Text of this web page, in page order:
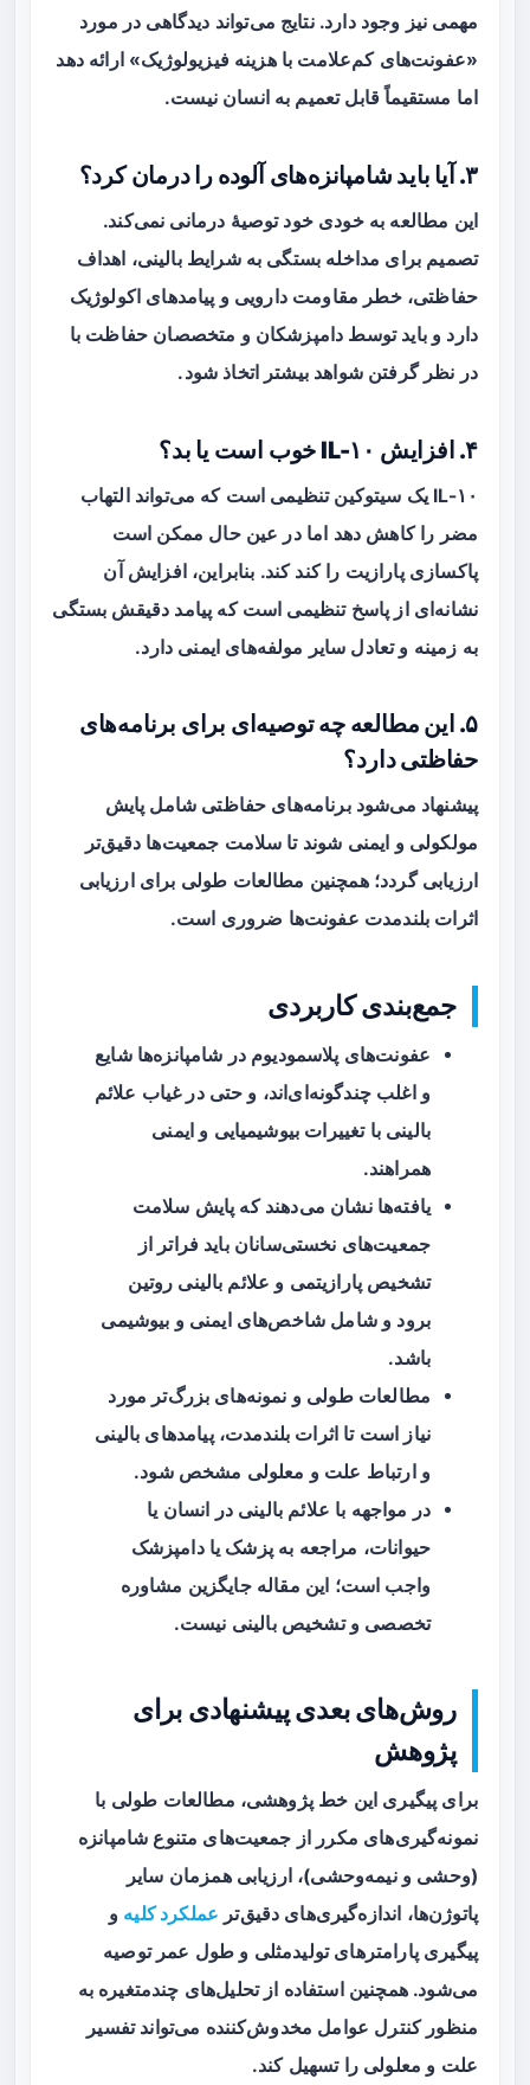
مهمی نیز وجود دارد. نتایج می‌تواند دیدگاهی در مورد
«عفونت‌های کم‌علامت با هزینه فیزیولوژیک» ارائه دهد
اما مستقیماً قابل تعمیم به انسان نیست.
۳. آیا باید شامپانزه‌های آلوده را درمان کرد؟
این مطالعه به خودی خود توصیهٔ درمانی نمی‌کند.
تصمیم برای مداخله بستگی به شرایط بالینی، اهداف
حفاظتی، خطر مقاومت دارویی و پیامدهای اکولوژیک
دارد و باید توسط دامپزشکان و متخصصان حفاظت با
در نظر گرفتن شواهد بیشتر اتخاذ شود.
۴. افزایش IL-۱۰ خوب است یا بد؟
IL-۱۰ یک سیتوکین تنظیمی است که می‌تواند التهاب
مضر را کاهش دهد اما در عین حال ممکن است
پاکسازی پارازیت را کند کند. بنابراین، افزایش آن
نشانه‌ای از پاسخ تنظیمی است که پیامد دقیقش بستگی
به زمینه و تعادل سایر مولفه‌های ایمنی دارد.
۵. این مطالعه چه توصیه‌ای برای برنامه‌های
حفاظتی دارد؟
پیشنهاد می‌شود برنامه‌های حفاظتی شامل پایش
مولکولی و ایمنی شوند تا سلامت جمعیت‌ها دقیق‌تر
ارزیابی گردد؛ همچنین مطالعات طولی برای ارزیابی
اثرات بلندمدت عفونت‌ها ضروری است.
جمع‌بندی کاربردی
عفونت‌های پلاسمودیوم در شامپانزه‌ها شایع
و اغلب چندگونه‌ای‌اند، و حتی در غیاب علائم
بالینی با تغییرات بیوشیمیایی و ایمنی
همراهند.
یافته‌ها نشان می‌دهند که پایش سلامت
جمعیت‌های نخستی‌سانان باید فراتر از
تشخیص پارازیتمی و علائم بالینی روتین
برود و شامل شاخص‌های ایمنی و بیوشیمی
باشد.
مطالعات طولی و نمونه‌های بزرگ‌تر مورد
نیاز است تا اثرات بلندمدت، پیامدهای بالینی
و ارتباط علت و معلولی مشخص شود.
در مواجهه با علائم بالینی در انسان یا
حیوانات، مراجعه به پزشک یا دامپزشک
واجب است؛ این مقاله جایگزین مشاوره
تخصصی و تشخیص بالینی نیست.
روش‌های بعدی پیشنهادی برای
پژوهش
برای پیگیری این خط پژوهشی، مطالعات طولی با
نمونه‌گیری‌های مکرر از جمعیت‌های متنوع شامپانزه
(وحشی و نیمه‌وحشی)، ارزیابی همزمان سایر
پاتوژن‌ها، اندازه‌گیری‌های دقیق‌تر عملکرد کلیه و
پیگیری پارامترهای تولیدمثلی و طول عمر توصیه
می‌شود. همچنین استفاده از تحلیل‌های چندمتغیره به
منظور کنترل عوامل مخدوش‌کننده می‌تواند تفسیر
علت و معلولی را تسهیل کند.